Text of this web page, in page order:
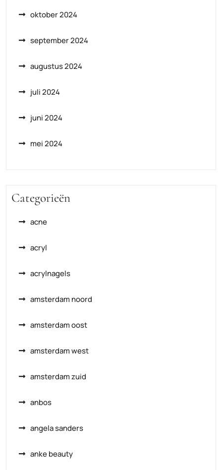
oktober 2024
september 2024
augustus 2024
juli 2024
juni 2024
mei 2024
Categorieën
acne
acryl
acrylnagels
amsterdam noord
amsterdam oost
amsterdam west
amsterdam zuid
anbos
angela sanders
anke beauty